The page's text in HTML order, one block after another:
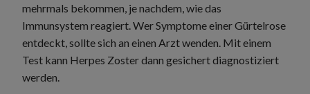
mehrmals bekommen, je nachdem, wie das
Immunsystem reagiert. Wer Symptome einer Gürtelrose
entdeckt, sollte sich an einen Arzt wenden. Mit einem
Test kann Herpes Zoster dann gesichert diagnostiziert
werden.